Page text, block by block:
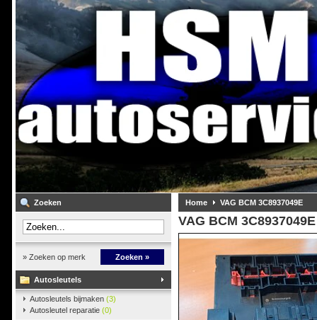
Zoeken
» Zoeken op merk Zoeken »
Autosleutels
Autosleutels bijmaken (3)
Autosleutel reparatie (0)
Home VAG BCM 3C8937049E
VAG BCM 3C8937049E